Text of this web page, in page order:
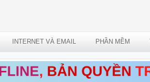
INTERNET VÀ EMAIL PHẦN MỀM